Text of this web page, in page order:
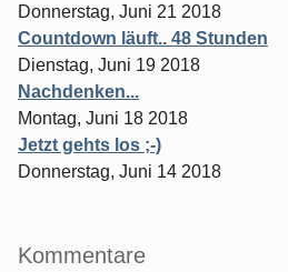
Donnerstag, Juni 21 2018
Countdown läuft.. 48 Stunden
Dienstag, Juni 19 2018
Nachdenken...
Montag, Juni 18 2018
Jetzt gehts los ;-)
Donnerstag, Juni 14 2018
Kommentare